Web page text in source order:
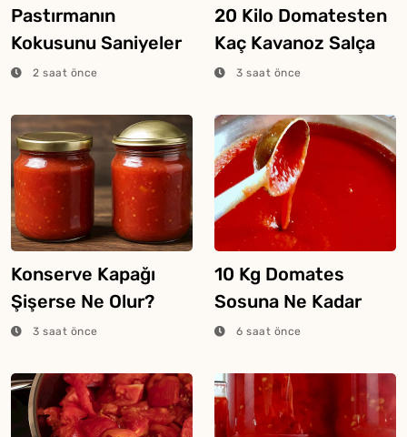
Pastırmanın
Kokusunu Saniyeler
İçinde Alan Yöntem
2 saat önce
20 Kilo Domatesten
Kaç Kavanoz Salça
Çıkar?
3 saat önce
Konserve Kapağı
Şişerse Ne Olur?
3 saat önce
10 Kg Domates
Sosuna Ne Kadar
Tuz Konur?
6 saat önce